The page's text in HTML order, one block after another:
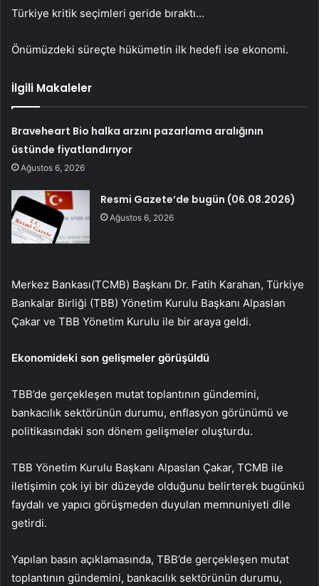
Türkiye kritik seçimleri geride bıraktı…
Önümüzdeki süreçte hükümetin ilk hedefi ise ekonomi.
İlgili Makaleler
Braveheart Bio halka arzını pazarlama aralığının
üstünde fiyatlandırıyor
Ağustos 6, 2026
Resmi Gazete’de bugün (06.08.2026)
Ağustos 6, 2026
Merkez Bankası(TCMB) Başkanı Dr. Fatih Karahan, Türkiye
Bankalar Birliği (TBB) Yönetim Kurulu Başkanı Alpaslan
Çakar ve TBB Yönetim Kurulu ile bir araya geldi.
Ekonomideki son gelişmeler görüşüldü
TBB’de gerçekleşen mutat toplantının gündemini,
bankacılık sektörünün durumu, enflasyon görünümü ve
politikasındaki son dönem gelişmeler oluşturdu.
TBB Yönetim Kurulu Başkanı Alpaslan Çakar, TCMB ile
iletişimin çok iyi bir düzeyde olduğunu belirterek bugünkü
faydalı ve yapıcı görüşmeden duyulan memnuniyeti dile
getirdi.
Yapılan basın açıklamasında, TBB’de gerçekleşen mutat
toplantının gündemini, bankacılık sektörünün durumu,